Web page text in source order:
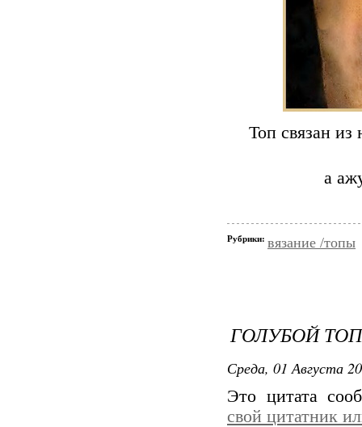
Топ связан
а
Рубрики: вязание /топы
ГОЛУБОЙ
Среда, 01 Августа
Это цитата
свой цитатник